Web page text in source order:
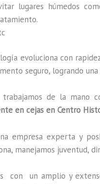
lugares húmedos
evoluciona con
seguro, logrando
trabajamos de la mano
en cejas en Centro
empresa experta y
manejamos juventud,
con un amplio y